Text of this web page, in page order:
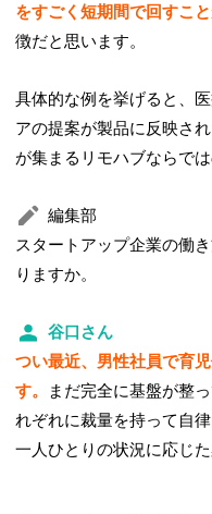
をすごく短期間で回すこ
徴だと思います。
具体的な例を挙げると、
アの提案が製品に反映さ
が集まるリモハブならで
編集部
スタートアップ企業の働
りますか。
谷口さん
つい最近、男性社員で育
す。
まだ完全に基盤が整
れぞれに裁量を持って自
一人ひとりの状況に応じ